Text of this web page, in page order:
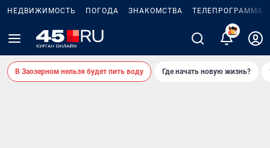
НЕДВИЖИМОСТЬ ПОГОДА ЗНАКОМСТВА ТЕЛЕПРОГРАММА
В Заозерном нельзя будет пить воду Где начать новую жизнь?